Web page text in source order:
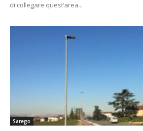
di collegare quest’area...
Sarego